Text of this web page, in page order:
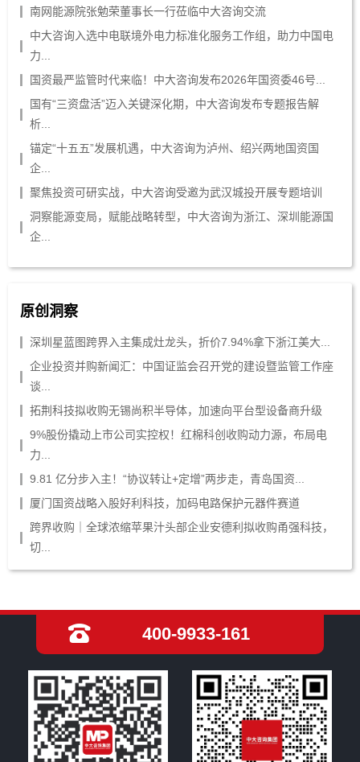
南网能源院张勉荣董事长一行莅临中大咨询交流
中大咨询入选中电联境外电力标准化服务工作组，助力中国电
力...
国资最严监管时代来临！中大咨询发布2026年国资委46号...
国有“三资盘活”迈入关键深化期，中大咨询发布专题报告解
析...
锚定“十五五”发展机遇，中大咨询为泸州、绍兴两地国资国
企...
聚焦投资可研实战，中大咨询受邀为武汉城投开展专题培训
洞察能源变局，赋能战略转型，中大咨询为浙江、深圳能源国
企...
原创洞察
深圳星蓝图跨界入主集成灶龙头，折价7.94%拿下浙江美大...
企业投资并购新闻汇：中国证监会召开党的建设暨监管工作座
谈...
拓荆科技拟收购无锡尚积半导体，加速向平台型设备商升级
9%股份撬动上市公司实控权！红棉科创收购动力源，布局电
力...
9.81 亿分步入主！“协议转让+定增”两步走，青岛国资...
厦门国资战略入股好利科技，加码电路保护元器件赛道
跨界收购｜全球浓缩苹果汁头部企业安德利拟收购甬强科技，
切...
400-9933-161